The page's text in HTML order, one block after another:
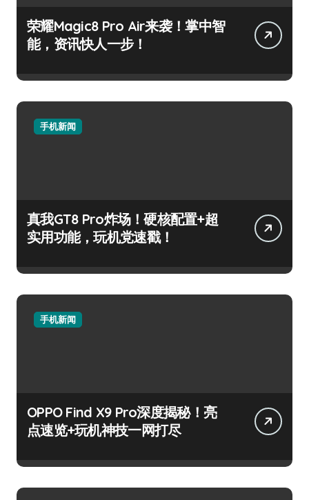
荣耀Magic8 Pro Air来袭！掌中智
能，资讯快人一步！
手机新闻
真我GT8 Pro炸场！硬核配置+超
实用功能，玩机党速戳！
手机新闻
OPPO Find X9 Pro深度揭秘！亮
点速览+玩机神技一网打尽